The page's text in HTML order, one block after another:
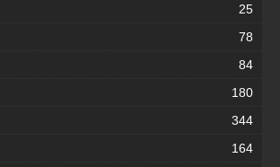
25
78
84
180
344
164